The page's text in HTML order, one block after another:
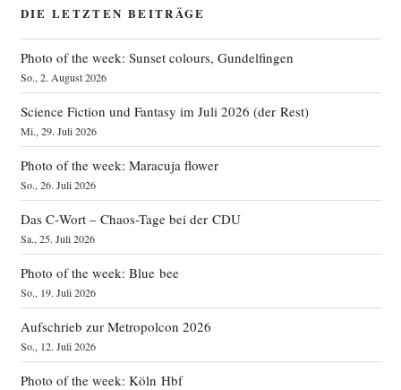
DIE LETZTEN BEITRÄGE
Photo of the week: Sunset colours, Gundelfingen
So., 2. August 2026
Science Fiction und Fantasy im Juli 2026 (der Rest)
Mi., 29. Juli 2026
Photo of the week: Maracuja flower
So., 26. Juli 2026
Das C‑Wort – Chaos-Tage bei der CDU
Sa., 25. Juli 2026
Photo of the week: Blue bee
So., 19. Juli 2026
Aufschrieb zur Metropolcon 2026
So., 12. Juli 2026
Photo of the week: Köln Hbf